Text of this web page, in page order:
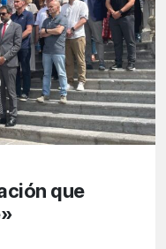
que